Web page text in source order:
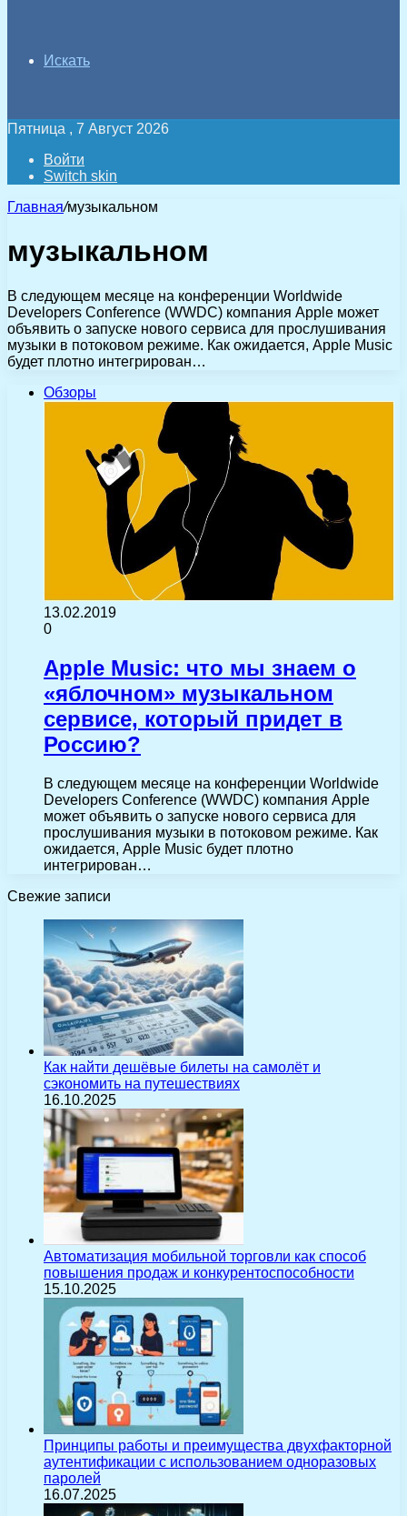
Искать
Пятница , 7 Август 2026
Войти
Switch skin
Главная/музыкальном
музыкальном
В следующем месяце на конференции Worldwide
Developers Conference (WWDC) компания Apple может
объявить о запуске нового сервиса для прослушивания
музыки в потоковом режиме. Как ожидается, Apple Music
будет плотно интегрирован…
Обзоры
13.02.2019
0
Apple Music: что мы знаем о
«яблочном» музыкальном
сервисе, который придет в
Россию?
В следующем месяце на конференции Worldwide
Developers Conference (WWDC) компания Apple
может объявить о запуске нового сервиса для
прослушивания музыки в потоковом режиме. Как
ожидается, Apple Music будет плотно
интегрирован…
Свежие записи
Как найти дешёвые билеты на самолёт и
сэкономить на путешествиях
16.10.2025
Автоматизация мобильной торговли как способ
повышения продаж и конкурентоспособности
15.10.2025
Принципы работы и преимущества двухфакторной
аутентификации с использованием одноразовых
паролей
16.07.2025